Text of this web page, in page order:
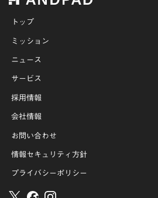
トップ
ミッション
ニュース
サービス
採用情報
会社情報
お問い合わせ
情報セキュリティ方針
プライバシーポリシー